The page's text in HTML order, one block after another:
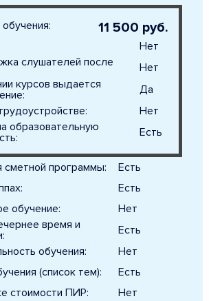
сметной программы:
Есть
Есть
обучение:
Нет
время и
Есть
обучения:
Нет
(список тем):
Есть
стоимости ПИР:
Нет
11 500 руб.
Нет
слушателей после
Нет
курсов выдается
Да
Нет
образовательную
Есть